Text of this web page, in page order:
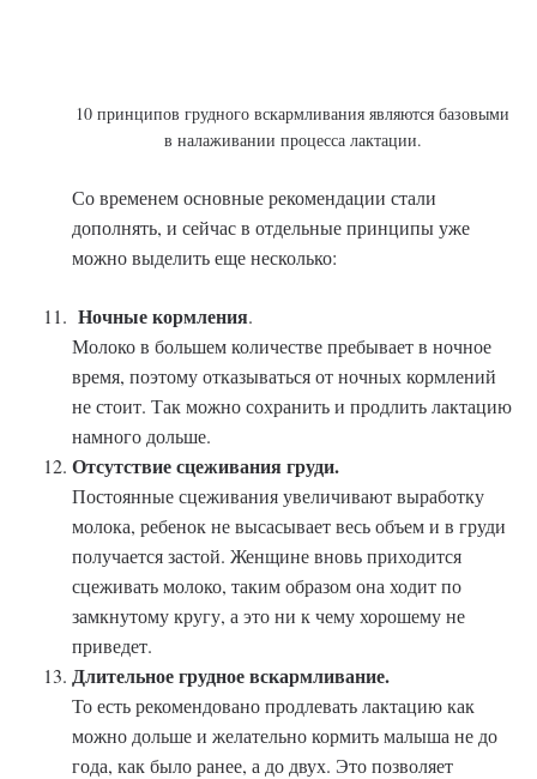
10 принципов грудного вскармливания являются базовыми
в налаживании процесса лактации.
Со временем основные рекомендации стали
дополнять, и сейчас в отдельные принципы уже
можно выделить еще несколько:
Ночные кормления.
Молоко в большем количестве пребывает в ночное
время, поэтому отказываться от ночных кормлений
не стоит. Так можно сохранить и продлить лактацию
намного дольше.
Отсутствие сцеживания груди.
Постоянные сцеживания увеличивают выработку
молока, ребенок не высасывает весь объем и в груди
получается застой. Женщине вновь приходится
сцеживать молоко, таким образом она ходит по
замкнутому кругу, а это ни к чему хорошему не
приведет.
Длительное грудное вскармливание.
То есть рекомендовано продлевать лактацию как
можно дольше и желательно кормить малыша не до
года, как было ранее, а до двух. Это позволяет